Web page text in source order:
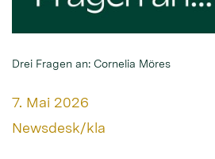
Drei Fragen an: Cornelia Möres
Datum:
7. Mai 2026
Von:
Newsdesk/kla